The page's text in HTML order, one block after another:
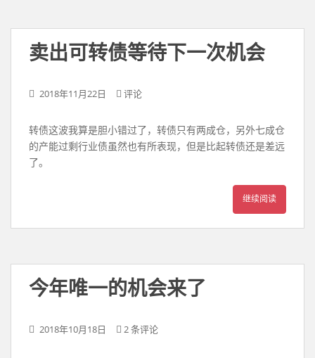
卖出可转债等待下一次机会
2018年11月22日 评论
转债这波我算是胆小错过了，转债只有两成仓，另外七成仓
的产能过剩行业债虽然也有所表现，但是比起转债还是差远
了。
继续阅读
今年唯一的机会来了
2018年10月18日 2 条评论